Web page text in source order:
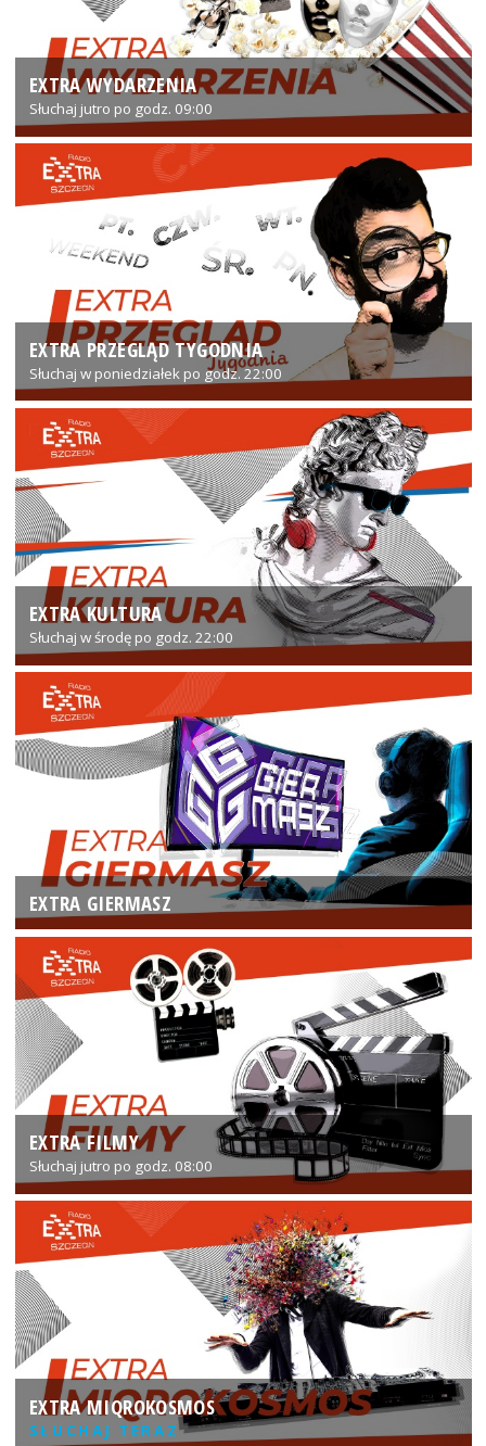
EXTRA WYDARZENIA
Słuchaj jutro po godz. 09:00
EXTRA PRZEGLĄD TYGODNIA
Słuchaj w poniedziałek po godz. 22:00
EXTRA KULTURA
Słuchaj w środę po godz. 22:00
EXTRA GIERMASZ
EXTRA FILMY
Słuchaj jutro po godz. 08:00
EXTRA MIQROKOSMOS
SŁUCHAJ TERAZ